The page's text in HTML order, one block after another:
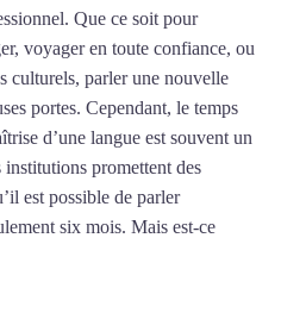
Que ce soit pour
voyager en toute confiance, ou
culturels, parler une nouvelle
portes. Cependant, le temps
d’une langue est souvent un
promettent des
est possible de parler
six mois. Mais est-ce